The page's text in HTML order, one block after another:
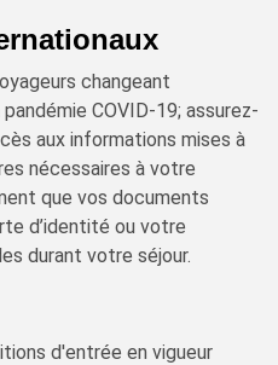
changeant
COVID-19; assurez-
aux informations mises à
nécessaires à votre
que vos documents
d’identité ou votre
durant votre séjour.
d'entrée en vigueur